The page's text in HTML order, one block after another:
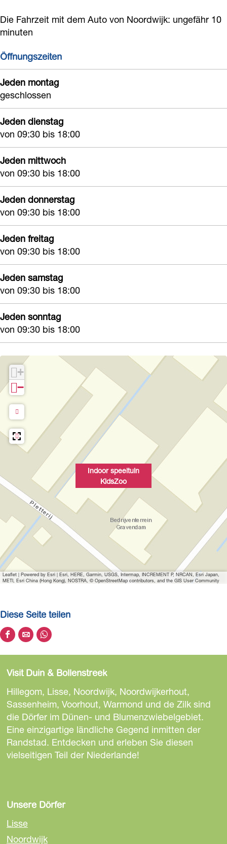
K
s
i
d
s
Z
o
o
u
i
d
s
Z
o
o
n
s
Z
o
o
t
K
d
s
Z
o
o
Die Fahrzeit mit dem Auto von Noordwijk: ungefähr 10
minuten
Öffnungszeiten
Jeden montag
geschlossen
Jeden dienstag
von 09:30 bis 18:00
Jeden mittwoch
von 09:30 bis 18:00
Jeden donnerstag
von 09:30 bis 18:00
Jeden freitag
von 09:30 bis 18:00
Jeden samstag
von 09:30 bis 18:00
Jeden sonntag
von 09:30 bis 18:00
Indoor speeltuin
KidsZoo
+
−
Leaflet | Powered by Esri | Esri, HERE, Garmin, USGS, Intermap, INCREMENT P, NRCAN, Esri Japan,
METI, Esri China (Hong Kong), NOSTRA, © OpenStreetMap contributors, and the GIS User Community
Diese Seite teilen
D
i
s
e
S
e
i
t
e
l
e
n
D
i
s
e
S
e
i
t
e
l
n
D
i
s
e
S
e
i
t
e
l
Visit Duin & Bollenstreek
Hillegom, Lisse, Noordwijk, Noordwijkerhout,
Sassenheim, Voorhout, Warmond und de Zilk sind
die Dörfer im Dünen- und Blumenzwiebelgebiet.
Eine einzigartige ländliche Gegend inmitten der
Randstad. Entdecken und erleben Sie diesen
vielseitigen Teil der Niederlande!
Unsere Dörfer
Lisse
Noordwijk